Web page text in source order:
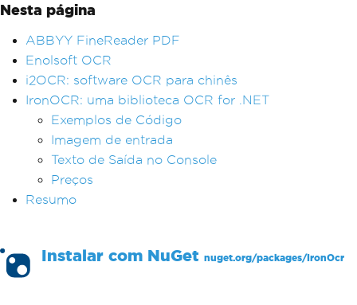
Nesta página
ABBYY FineReader PDF
Enolsoft OCR
i2OCR: software OCR para chinês
IronOCR: uma biblioteca OCR for .NET
Exemplos de Código
Imagem de entrada
Texto de Saída no Console
Preços
Resumo
Instalar com NuGet nuget.org/packages/IronOcr